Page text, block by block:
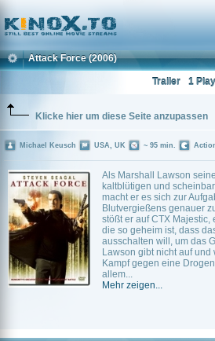
Home
Attack Force (2006)
1
Trailer
Klicke hier um diese Seite anzupassen
Als Marshall Lawson
kaltblütigen und
macht er es sich zur
Blutvergießens genauer
stößt er auf CTX
die so geheim ist, dass
ausschalten will, um das
Lawson gibt nicht auf
Kampf gegen eine
allem...
Mehr zeigen...
Michael Keusch USA, UK ~ 95 min.